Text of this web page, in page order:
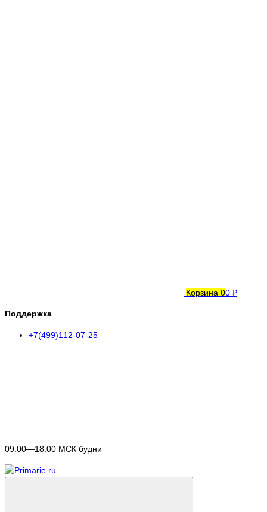
Корзина 00 ₽
Поддержка
+7(499)112-07-25
09:00—18:00 МСК будни